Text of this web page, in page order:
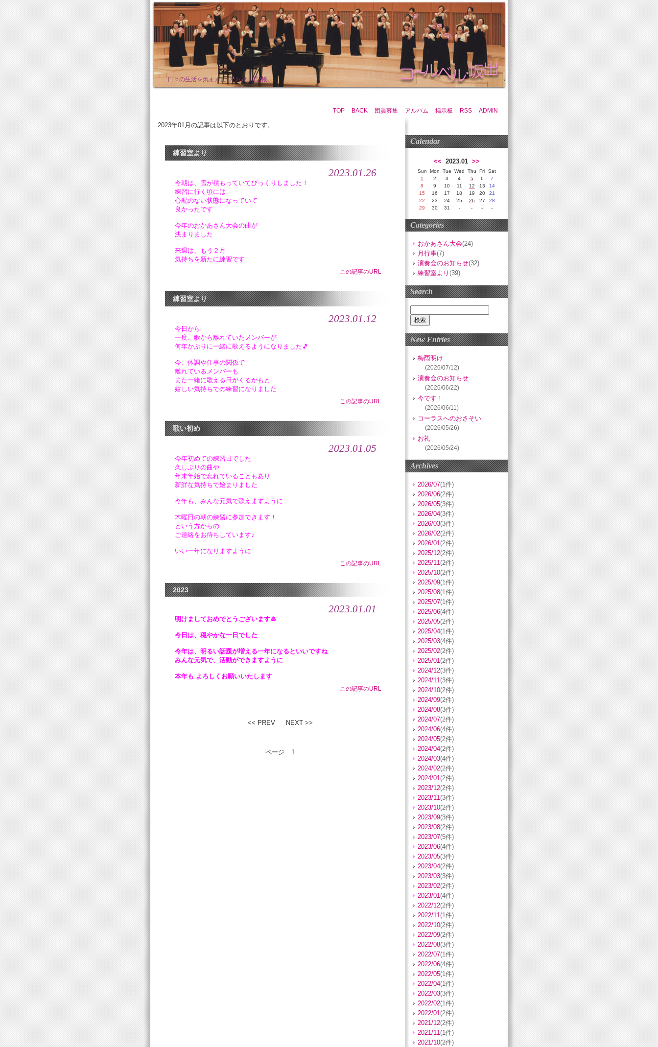
日々の生活を気ままにつづった日記帳。
TOP BACK 団員募集 アルバム 掲示板 RSS ADMIN
2023年01月の記事は以下のとおりです。
練習室より
2023.01.26
今朝は、雪が積もっていてびっくりしました！
練習に行く頃には
心配のない状態になっていて
良かったです
今年のおかあさん大会の曲が
決まりました
来週は、もう２月
気持ちを新たに練習です
この記事のURL
練習室より
2023.01.12
今日から
一度、歌から離れていたメンバーが
何年かぶりに一緒に歌えるようになりました🎵
今、体調や仕事の関係で
離れているメンバーも
また一緒に歌える日がくるかもと
嬉しい気持ちでの練習になりました
この記事のURL
歌い初め
2023.01.05
今年初めての練習日でした
久しぶりの曲や
年末年始で忘れていることもあり
新鮮な気持ちで始まりました
今年も、みんな元気で歌えますように
木曜日の朝の練習に参加できます！
という方からの
ご連絡をお待ちしています♪
いい一年になりますように
この記事のURL
2023
2023.01.01
明けましておめでとうございます🎍
今日は、穏やかな一日でした
今年は、明るい話題が増える一年になるといいですね
みんな元気で、活動ができますように
本年も よろしくお願いいたします
この記事のURL
<< PREV NEXT >>
ページ 1
Calendar
<< 2023.01 >>
Sun Mon Tue Wed Thu Fri
Sat
1
2 3 4 5 6
7
8
9 10 11 12 13
14
15
16 17 18 19 20
21
22
23 24 25 26 27
28
29
30 31 - - - -
Categories
おかあさん大会(24)
月行事(7)
演奏会のお知らせ(32)
練習室より (39)
Search
New Entries
梅雨明け
(2026/07/12)
演奏会のお知らせ
(2026/06/22)
今です！
(2026/06/11)
コーラスへのおさそい
(2026/05/26)
お礼
(2026/05/24)
Archives
2026/07(1件)
2026/06(2件)
2026/05(3件)
2026/04(3件)
2026/03(3件)
2026/02(2件)
2026/01(2件)
2025/12(2件)
2025/11(2件)
2025/10(2件)
2025/09(1件)
2025/08(1件)
2025/07(1件)
2025/06(4件)
2025/05(2件)
2025/04(1件)
2025/03(4件)
2025/02(2件)
2025/01(2件)
2024/12(3件)
2024/11(3件)
2024/10(2件)
2024/09(2件)
2024/08(3件)
2024/07(2件)
2024/06(4件)
2024/05(2件)
2024/04(2件)
2024/03(4件)
2024/02(2件)
2024/01(2件)
2023/12(2件)
2023/11(3件)
2023/10(2件)
2023/09(3件)
2023/08(2件)
2023/07(5件)
2023/06(4件)
2023/05(3件)
2023/04(2件)
2023/03(3件)
2023/02(2件)
2023/01(4件)
2022/12(2件)
2022/11(1件)
2022/10(2件)
2022/09(2件)
2022/08(3件)
2022/07(1件)
2022/06(4件)
2022/05(1件)
2022/04(1件)
2022/03(3件)
2022/02(1件)
2022/01(2件)
2021/12(2件)
2021/11(1件)
2021/10(2件)